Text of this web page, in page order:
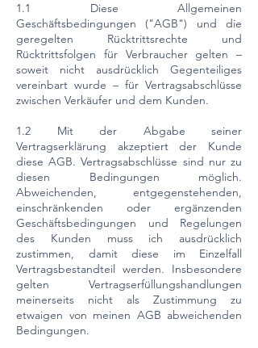
1.1 Diese Allgemeinen
Geschäftsbedingungen ("AGB") und die
geregelten Rücktrittsrechte und
Rücktrittsfolgen für Verbraucher gelten –
soweit nicht ausdrücklich Gegenteiliges
vereinbart wurde – für Vertragsabschlüsse
zwischen Verkäufer und dem Kunden.
1.2 Mit der Abgabe seiner
Vertragserklärung akzeptiert der Kunde
diese AGB. Vertragsabschlüsse sind nur zu
diesen Bedingungen möglich.
Abweichenden, entgegenstehenden,
einschränkenden oder ergänzenden
Geschäftsbedingungen und Regelungen
des Kunden muss ich ausdrücklich
zustimmen, damit diese im Einzelfall
Vertragsbestandteil werden. Insbesondere
gelten Vertragserfüllungshandlungen
meinerseits nicht als Zustimmung zu
etwaigen von meinen AGB abweichenden
Bedingungen.